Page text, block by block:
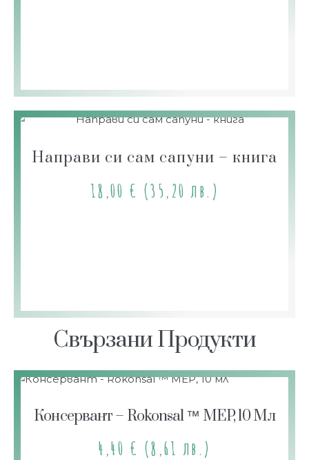
Направи си сам сапуни – книга
18,00 € (35,20 лв.)
Свързани Продукти
Консервант – Rokonsal ™ MEP, 10 Мл
4,40 € (8,61 лв.)